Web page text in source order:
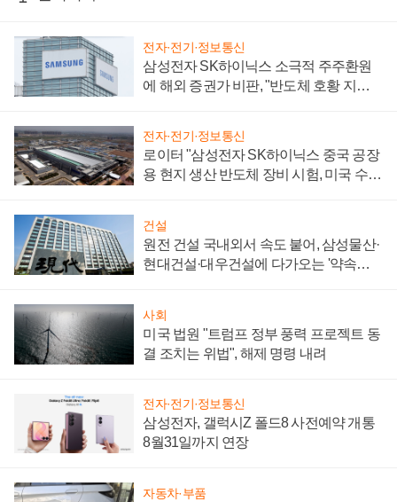
전자·전기·정보통신
삼성전자 SK하이닉스 소극적 주주환원
에 해외 증권가 비판, "반도체 호황 지속
전자·전기·정보통신
로이터 "삼성전자 SK하이닉스 중국 공장
용 현지 생산 반도체 장비 시험, 미국 수출
건설
원전 건설 국내외서 속도 붙어, 삼성물산·
현대건설·대우건설에 다가오는 '약속의
사회
미국 법원 "트럼프 정부 풍력 프로젝트 동
결 조치는 위법", 해제 명령 내려
전자·전기·정보통신
삼성전자, 갤럭시Z 폴드8 사전예약 개통
8월31일까지 연장
자동차·부품